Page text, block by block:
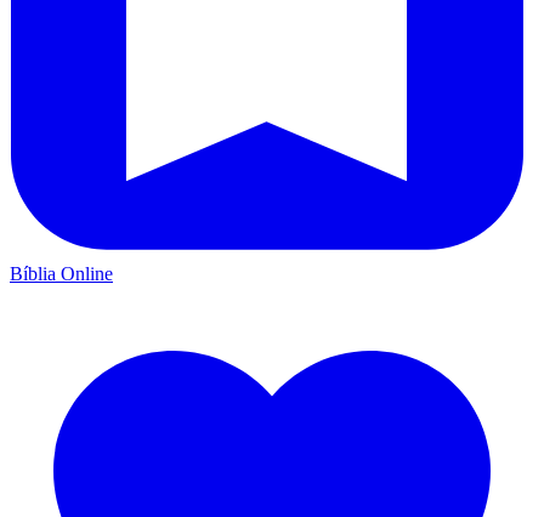
Bíblia Online